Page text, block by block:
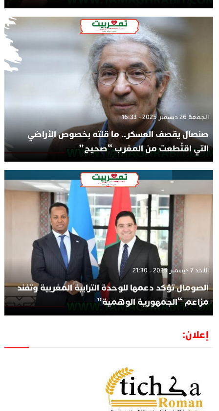
الجمعة 26 ديسمبر 2025 - 16:33
صنصال يقصف العسكر.. ما قلته بخصوص الأراضي
التي اقتُطعت من المغرب “صحيح”
الأحد 7 ديسمبر 2025 - 21:30
الصومال تؤكد دعمها للوحدة الترابية المغربية وتفند
مزاعم “الجمهورية الوهمية”
إعلان: